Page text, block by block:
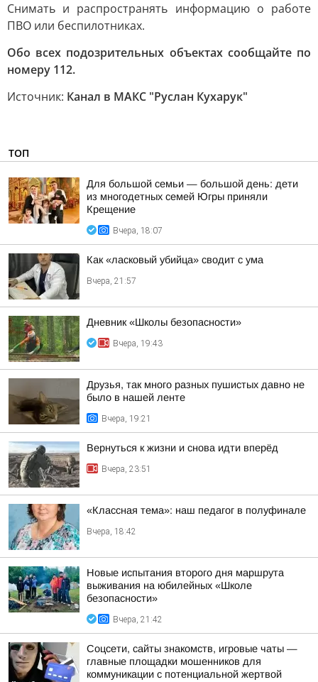
Снимать и распространять информацию о работе
ПВО или беспилотниках.
Обо всех подозрительных объектах сообщайте по
номеру 112.
Источник: Канал в МАКС "Руслан Кухарук"
ТОП
Для большой семьи — большой день: дети
из многодетных семей Югры приняли
Крещение
Вчера, 18:07
Как «ласковый убийца» сводит с ума
Вчера, 21:57
Дневник «Школы безопасности»
Вчера, 19:43
Друзья, так много разных пушистых давно не
было в нашей ленте
Вчера, 19:21
Вернуться к жизни и снова идти вперёд
Вчера, 23:51
«Классная тема»: наш педагог в полуфинале
Вчера, 18:42
Новые испытания второго дня маршрута
выживания на юбилейных «Школе
безопасности»
Вчера, 21:42
Соцсети, сайты знакомств, игровые чаты —
главные площадки мошенников для
коммуникации с потенциальной жертвой